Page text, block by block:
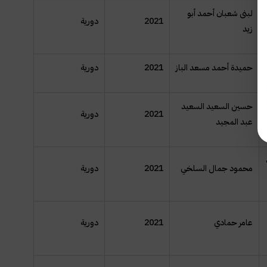
لبنى شعبان أحمد أبو
زيد
2021 دورية
حميدة أحمد مسعد الباز 2021 دورية
حسين السعيد السعيد
عبد المجيد
2021 دورية
محمود جمال السلخي 2021 دورية
عامر حمادي 2021 دورية